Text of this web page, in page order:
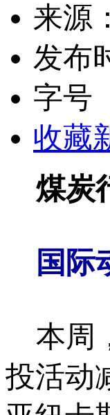
来源
发布
字号
收藏
煤炭
国际
本周
投活动